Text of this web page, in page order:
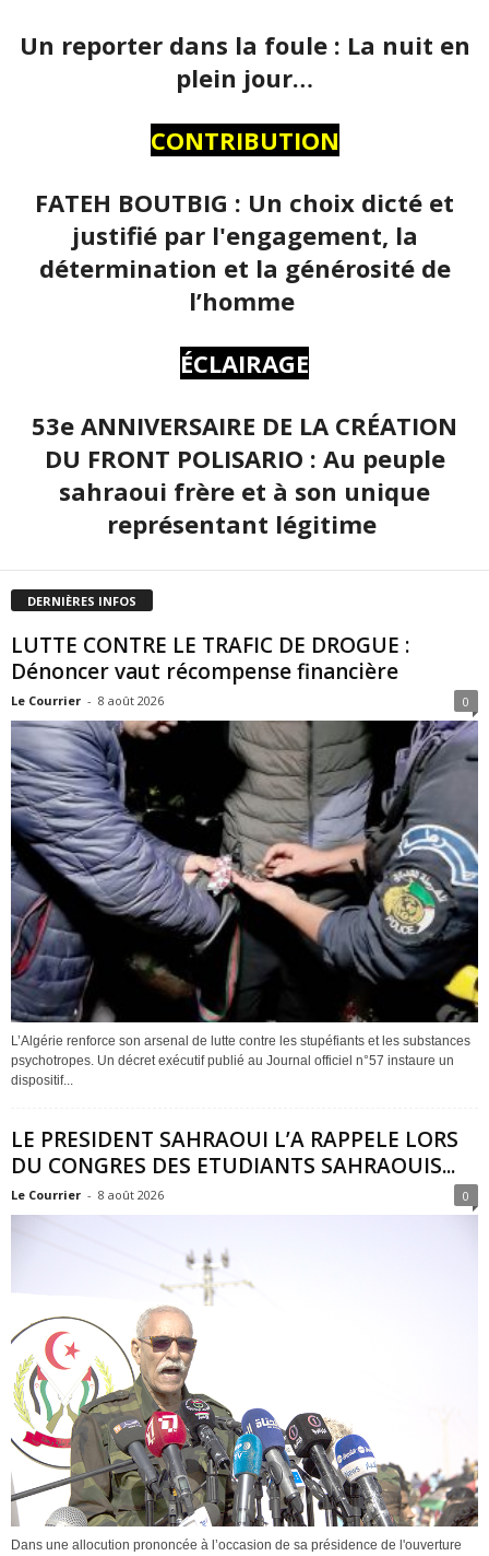
Un reporter dans la foule : La nuit en
plein jour…
CONTRIBUTION
FATEH BOUTBIG : Un choix dicté et
justifié par l'engagement, la
détermination et la générosité de
l’homme
ÉCLAIRAGE
53e ANNIVERSAIRE DE LA CRÉATION
DU FRONT POLISARIO : Au peuple
sahraoui frère et à son unique
représentant légitime
DERNIÈRES INFOS
LUTTE CONTRE LE TRAFIC DE DROGUE :
Dénoncer vaut récompense financière
Le Courrier - 8 août 2026 0
L’Algérie renforce son arsenal de lutte contre les stupéfiants et les substances
psychotropes. Un décret exécutif publié au Journal officiel n°57 instaure un
dispositif...
LE PRESIDENT SAHRAOUI L’A RAPPELE LORS
DU CONGRES DES ETUDIANTS SAHRAOUIS...
Le Courrier - 8 août 2026 0
Dans une allocution prononcée à l’occasion de sa présidence de l'ouverture